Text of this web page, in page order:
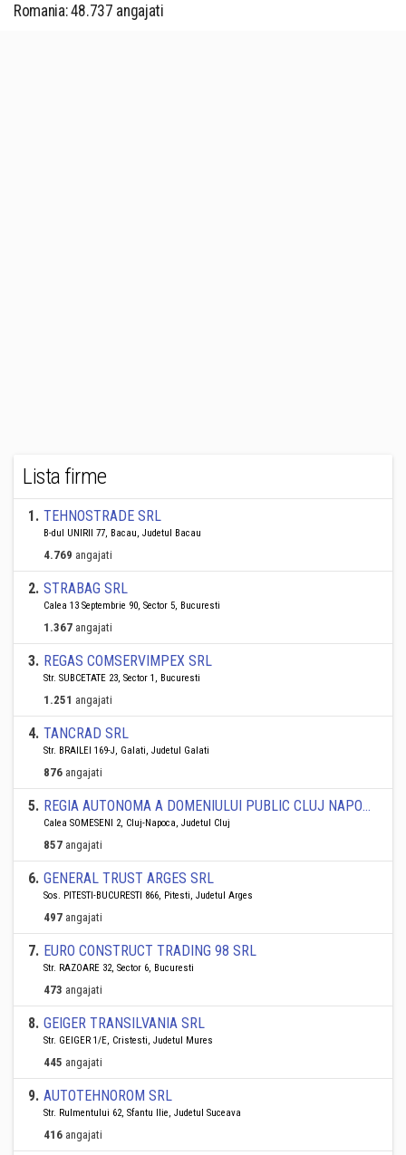
Romania: 48.737 angajati
Lista firme
1. TEHNOSTRADE SRL
B-dul UNIRII 77, Bacau, Judetul Bacau
4.769 angajati
2. STRABAG SRL
Calea 13 Septembrie 90, Sector 5, Bucuresti
1.367 angajati
3. REGAS COMSERVIMPEX SRL
Str. SUBCETATE 23, Sector 1, Bucuresti
1.251 angajati
4. TANCRAD SRL
Str. BRAILEI 169-J, Galati, Judetul Galati
876 angajati
5. REGIA AUTONOMA A DOMENIULUI PUBLIC CLUJ NAPOCA RA
Calea SOMESENI 2, Cluj-Napoca, Judetul Cluj
857 angajati
6. GENERAL TRUST ARGES SRL
Sos. PITESTI-BUCURESTI 866, Pitesti, Judetul Arges
497 angajati
7. EURO CONSTRUCT TRADING 98 SRL
Str. RAZOARE 32, Sector 6, Bucuresti
473 angajati
8. GEIGER TRANSILVANIA SRL
Str. GEIGER 1/E, Cristesti, Judetul Mures
445 angajati
9. AUTOTEHNOROM SRL
Str. Rulmentului 62, Sfantu Ilie, Judetul Suceava
416 angajati